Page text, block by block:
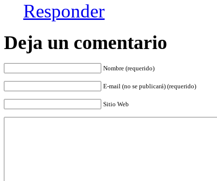
Responder
Deja un comentario
Nombre (requerido)
E-mail (no se publicará) (requerido)
Sitio Web